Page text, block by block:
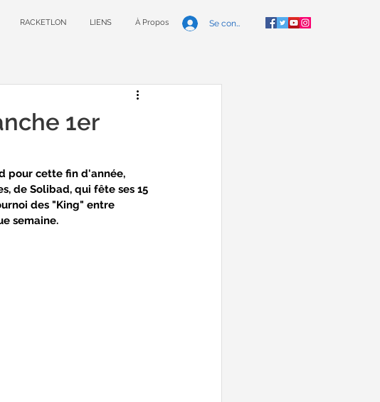
RACKETLON LIENS À Propos Se connecter
1er
pour cette fin d'année,
de Solibad, qui fête ses 15
des "King" entre
semaine.